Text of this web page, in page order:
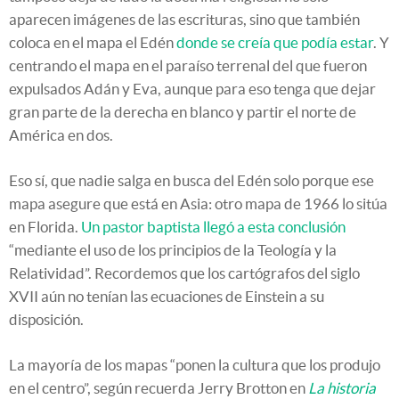
aparecen imágenes de las escrituras, sino que también
coloca en el mapa el Edéndonde se creía que podía estar. Y
centrando el mapa en el paraíso terrenal del que fueron
expulsados Adán y Eva, aunque para eso tenga que dejar
gran parte de la derecha en blanco y partir el norte de
América en dos.
Eso sí, que nadie salga en busca del Edén solo porque ese
mapa asegure que está en Asia: otro mapa de 1966 lo sitúa
en Florida. Un pastor baptista llegó a esta conclusión
“mediante el uso de los principios de la Teología y la
Relatividad”. Recordemos que los cartógrafos del siglo
XVII aún no tenían las ecuaciones de Einstein a su
disposición.
La mayoría de los mapas “ponen la cultura que los produjo
en el centro”, según recuerda Jerry Brotton en La historia